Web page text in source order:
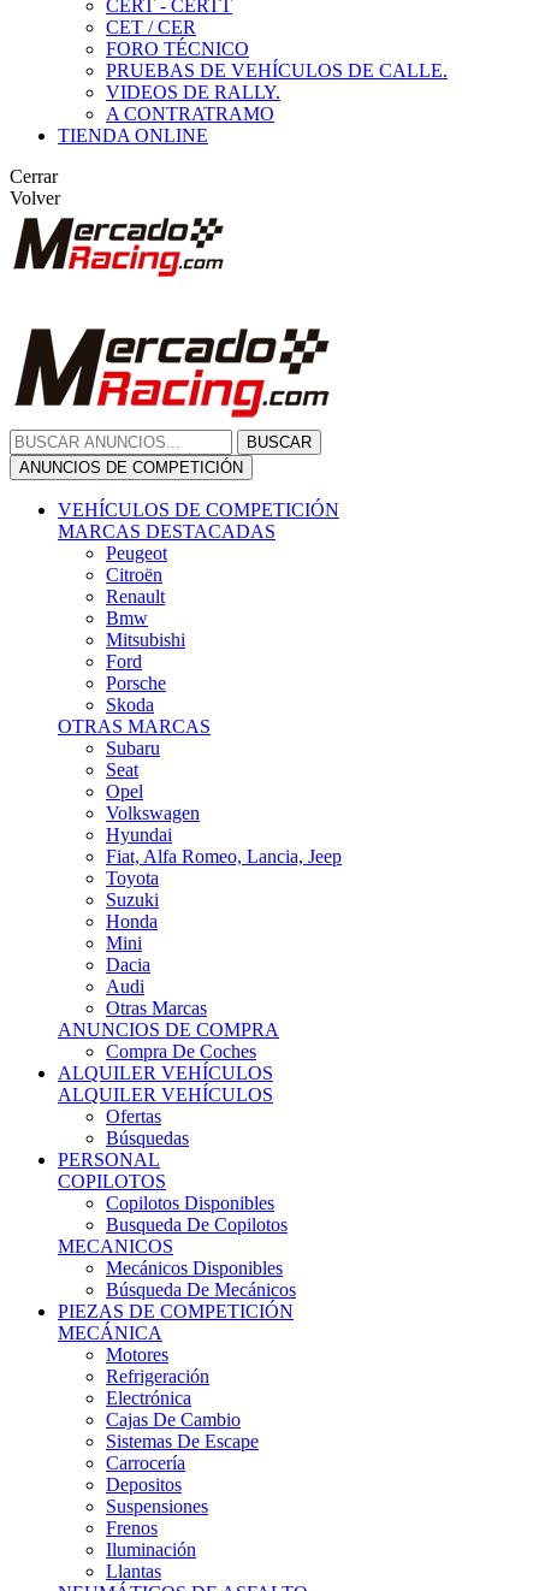
CERT - CERTT
CET / CER
FORO TÉCNICO
PRUEBAS DE VEHÍCULOS DE CALLE.
VIDEOS DE RALLY.
A CONTRATRAMO
TIENDA ONLINE
Cerrar
Volver
BUSCAR
ANUNCIOS DE COMPETICIÓN
VEHÍCULOS DE COMPETICIÓN
MARCAS DESTACADAS
Peugeot
Citroën
Renault
Bmw
Mitsubishi
Ford
Porsche
Skoda
OTRAS MARCAS
Subaru
Seat
Opel
Volkswagen
Hyundai
Fiat, Alfa Romeo, Lancia, Jeep
Toyota
Suzuki
Honda
Mini
Dacia
Audi
Otras Marcas
ANUNCIOS DE COMPRA
Compra De Coches
ALQUILER VEHÍCULOS
ALQUILER VEHÍCULOS
Ofertas
Búsquedas
PERSONAL
COPILOTOS
Copilotos Disponibles
Busqueda De Copilotos
MECANICOS
Mecánicos Disponibles
Búsqueda De Mecánicos
PIEZAS DE COMPETICIÓN
MECÁNICA
Motores
Refrigeración
Electrónica
Cajas De Cambio
Sistemas De Escape
Carrocería
Depositos
Suspensiones
Frenos
Iluminación
Llantas
NEUMÁTICOS DE ASFALTO
Asfalto 13 O Menos